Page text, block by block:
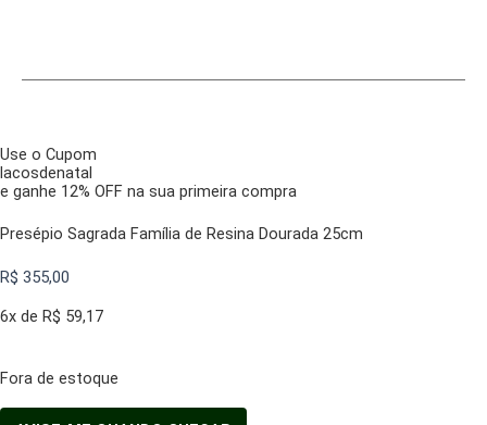
Use o Cupom
lacosdenatal
e ganhe 12% OFF na sua primeira compra
Presépio Sagrada Família de Resina Dourada 25cm
R$ 355,00
6x de R$ 59,17
Fora de estoque